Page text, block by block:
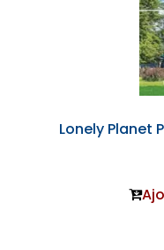
Lonely Planet